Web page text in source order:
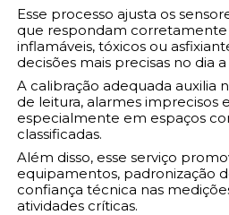
Esse processo ajusta os
que respondam corretamente
inflamáveis, tóxicos ou
decisões mais precisas no dia a
A calibração adequada auxilia
de leitura, alarmes imprecisos
especialmente em espaços
classificadas.
Além disso, esse serviço
equipamentos, padronização
confiança técnica nas
atividades críticas.